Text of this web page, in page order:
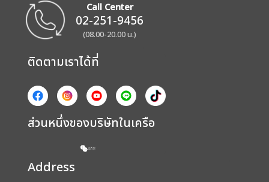
Call Center
02-251-9456
(08.00-20.00 น.)
ติดตามเราได้ที่
ส่วนหนึ่งของบริษัทในเครือ
Address